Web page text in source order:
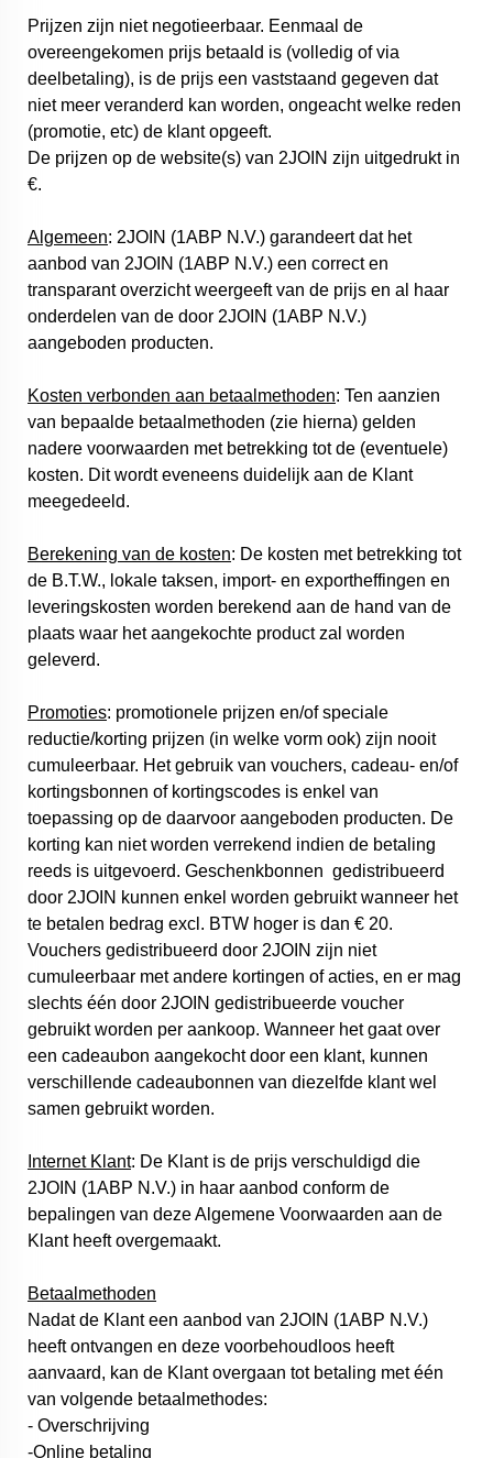
Prijzen zijn niet negotieerbaar. Eenmaal de
overeengekomen prijs betaald is (volledig of via
deelbetaling), is de prijs een vaststaand gegeven dat
niet meer veranderd kan worden, ongeacht welke reden
(promotie, etc) de klant opgeeft.
De prijzen op de website(s) van 2JOIN zijn uitgedrukt in
€.
Algemeen: 2JOIN (1ABP N.V.) garandeert dat het
aanbod van 2JOIN (1ABP N.V.) een correct en
transparant overzicht weergeeft van de prijs en al haar
onderdelen van de door 2JOIN (1ABP N.V.)
aangeboden producten.
Kosten verbonden aan betaalmethoden: Ten aanzien
van bepaalde betaalmethoden (zie hierna) gelden
nadere voorwaarden met betrekking tot de (eventuele)
kosten. Dit wordt eveneens duidelijk aan de Klant
meegedeeld.
Berekening van de kosten: De kosten met betrekking tot
de B.T.W., lokale taksen, import- en exportheffingen en
leveringskosten worden berekend aan de hand van de
plaats waar het aangekochte product zal worden
geleverd.
Promoties: promotionele prijzen en/of speciale
reductie/korting prijzen (in welke vorm ook) zijn nooit
cumuleerbaar. Het gebruik van vouchers, cadeau- en/of
kortingsbonnen of kortingscodes is enkel van
toepassing op de daarvoor aangeboden producten. De
korting kan niet worden verrekend indien de betaling
reeds is uitgevoerd. Geschenkbonnen gedistribueerd
door 2JOIN kunnen enkel worden gebruikt wanneer het
te betalen bedrag excl. BTW hoger is dan € 20.
Vouchers gedistribueerd door 2JOIN zijn niet
cumuleerbaar met andere kortingen of acties, en er mag
slechts één door 2JOIN gedistribueerde voucher
gebruikt worden per aankoop. Wanneer het gaat over
een cadeaubon aangekocht door een klant, kunnen
verschillende cadeaubonnen van diezelfde klant wel
samen gebruikt worden.
Internet Klant: De Klant is de prijs verschuldigd die
2JOIN (1ABP N.V.) in haar aanbod conform de
bepalingen van deze Algemene Voorwaarden aan de
Klant heeft overgemaakt.
Betaalmethoden
Nadat de Klant een aanbod van 2JOIN (1ABP N.V.)
heeft ontvangen en deze voorbehoudloos heeft
aanvaard, kan de Klant overgaan tot betaling met één
van volgende betaalmethodes:
- Overschrijving
-Online betaling